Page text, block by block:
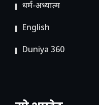
धर्म-अध्यात्म
English
Duniya 360